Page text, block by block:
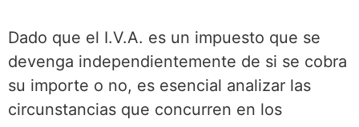
Dado que el I.V.A. es un impuesto que se
devenga independientemente de si se cobra
su importe o no, es esencial analizar las
circunstancias que concurren en los